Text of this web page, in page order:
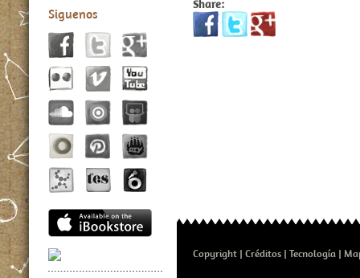
Siguenos
Share:
Copyright Créditos Tecnología